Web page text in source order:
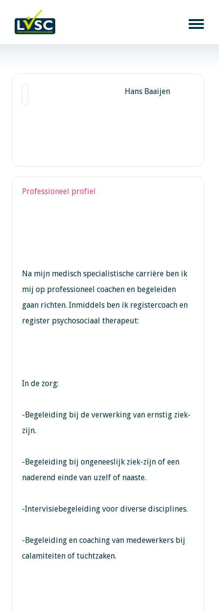
Hans Baaijen
Professioneel profiel
Na mijn medisch specialistische carrière ben ik
mij op professioneel coachen en begeleiden
gaan richten. Inmiddels ben ik registercoach en
register psychosociaal therapeut:
In de zorg:
-Begeleiding bij de verwerking van ernstig ziek-
zijn.
-Begeleiding bij ongeneeslijk ziek-zijn of een
naderend einde van uzelf of naaste.
-Intervisiebegeleiding voor diverse disciplines.
-Begeleiding en coaching van medewerkers bij
calamiteiten of tuchtzaken.